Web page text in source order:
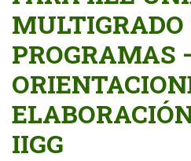
MULTIGRADO
PROGRAMAS
IIGG